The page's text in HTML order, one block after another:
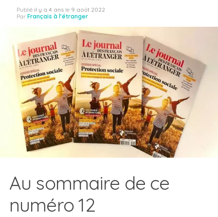
Publié il y a 4 ans le 9 août 2022
Par Français à l'étranger
Au sommaire de ce
numéro 12